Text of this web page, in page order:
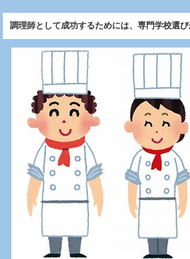
調理師として成功するためには、専門学校選び